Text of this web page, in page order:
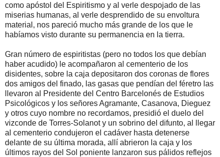
como apóstol del Espiritismo y al verle despojado de las
miserias humanas, al verle desprendido de su envoltura
material, nos pareció mucho más grande de los que le
habíamos visto durante su permanencia en la tierra.
Gran número de espiritistas (pero no todos los que debían
haber acudido) le acompañaron al cementerio de los
disidentes, sobre la caja depositaron dos coronas de flores
dos amigos del finado, las gasas que pendían del féretro las
llevaron al Presidente del Centro Barcelonés de Estudios
Psicológicos y los señores Agramante, Casanova, Dieguez
y otros cuyo nombre no recordamos, presidió el duelo del
vizconde de Torres-Solanot y un sobrino del difunto, al llegar
al cementerio condujeron el cadáver hasta detenerse
delante de su última morada, allí abrieron la caja y los
últimos rayos del Sol poniente lanzaron sus pálidos reflejos